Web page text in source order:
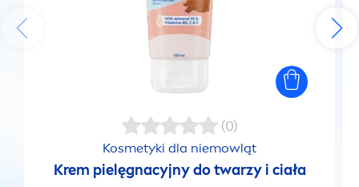
(0)
Kosmetyki dla niemowląt
Krem pielęgnacyjny do twarzy i ciała